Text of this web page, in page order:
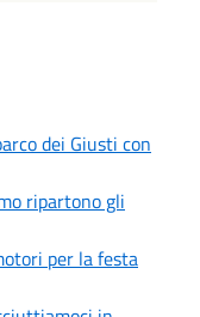
dei Giusti con
ripartono gli
per la festa